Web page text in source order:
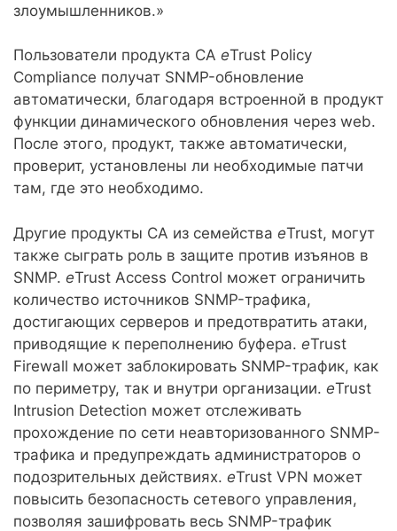
злоумышленников.»
Пользователи продукта CA eTrust Policy
Compliance получат SNMP-обновление
автоматически, благодаря встроенной в продукт
функции динамического обновления через web.
После этого, продукт, также автоматически,
проверит, установлены ли необходимые патчи
там, где это необходимо.
Другие продукты CA из семейства eTrust, могут
также сыграть роль в защите против изъянов в
SNMP. eTrust Access Control может ограничить
количество источников SNMP-трафика,
достигающих серверов и предотвратить атаки,
приводящие к переполнению буфера. eTrust
Firewall может заблокировать SNMP-трафик, как
по периметру, так и внутри организации. eTrust
Intrusion Detection может отслеживать
прохождение по сети неавторизованного SNMP-
трафика и предупреждать администраторов о
подозрительных действиях. eTrust VPN может
повысить безопасность сетевого управления,
позволяя зашифровать весь SNMP-трафик